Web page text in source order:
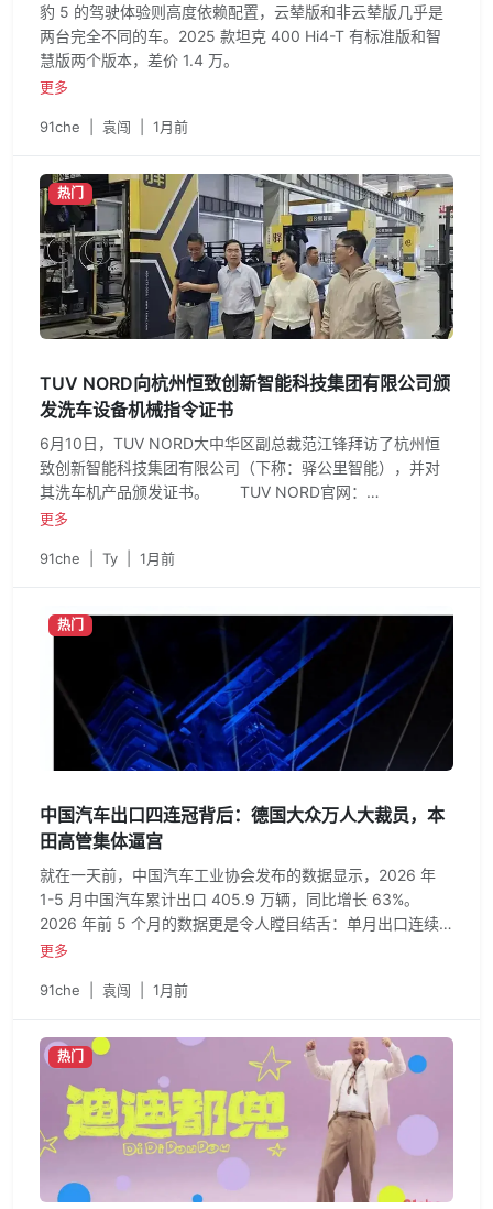
豹 5 的驾驶体验则高度依赖配置，云辇版和非云辇版几乎是
两台完全不同的车。2025 款坦克 400 Hi4-T 有标准版和智
慧版两个版本，差价 1.4 万。
更多
91che 袁闯 1月前
热门
TUV NORD向杭州恒致创新智能科技集团有限公司颁
发洗车设备机械指令证书
6月10日，TUV NORD大中华区副总裁范江锋拜访了杭州恒
致创新智能科技集团有限公司（下称：驿公里智能），并对
其洗车机产品颁发证书。 TUV NORD官网：
https://www.tuv-nord.com/cn/zh/ 关于杭州恒致创新智
2014年，是行业领先的智能机器人公司，致力于发展机器人
革，实现"让技术为人服务"的使命。
更多
91che Ty 1月前
热门
中国汽车出口四连冠背后：德国大众万人大裁员，本
田高管集体逼宫
就在一天前，中国汽车工业协会发布的数据显示，2026 年
1-5 月中国汽车累计出口 405.9 万辆，同比增长 63%。
2026 年前 5 个月的数据更是令人瞠目结舌：单月出口连续
两个月保持在 90 万辆以上，新能源汽车出口同比增长 1.1
更多
91che 袁闯 1月前
热门